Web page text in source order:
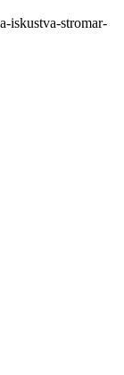
iskustva-stromar-